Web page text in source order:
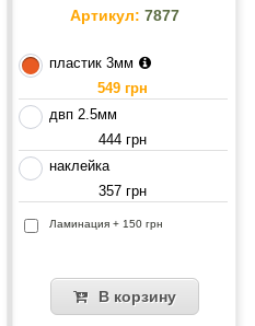
Артикул: 7877
пластик 3мм
549 грн
двп 2.5мм
444 грн
наклейка
357 грн
Ламинация + 150 грн
В корзину